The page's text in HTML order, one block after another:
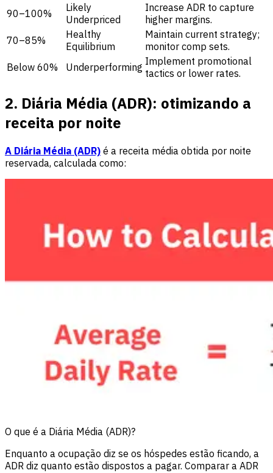
90–100%
Likely
Underpriced
Increase ADR to capture
higher margins.
70–85%
Healthy
Equilibrium
Maintain current strategy;
monitor comp sets.
Below 60%
Underperforming Implement promotional
tactics or lower rates.
2. Diária Média (ADR): otimizando a
receita por noite
A Diária Média (ADR) é a receita média obtida por noite
reservada, calculada como:
O que é a Diária Média (ADR)?
Enquanto a ocupação diz se os hóspedes estão ficando, a
ADR diz quanto estão dispostos a pagar. Comparar a ADR